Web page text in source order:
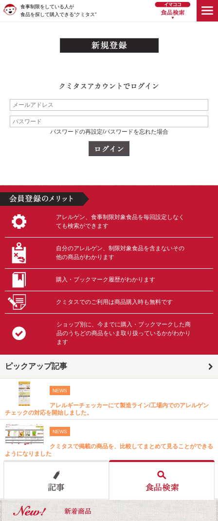
食事制限をしている人が
食品を探して購入できる“クミタス”
パスワードの再設定/パスワードを忘れた場合
アレルゲン、食事制限対象食品を毎回設定しなく
ても検索ができます
自分のアレルゲン、制限対象食品を含まないその
他の商品がわかります
購入・ブックマーク履歴がわかります
クミタスでのご利用は商品購入時も無料です
ショップ別に、今までに購入・ブックマークした商
品のうちどの商品をいま取り扱っているかがわかり
ます
ピックアップ記事
NEWS
アレルギーチェッカーにて製造ライン/工場内でのアレルゲン
チェックの対応を開始しました。
NEWS
クミタスで掲載の商品を、比較してまとめて見ることができる
ようになりました